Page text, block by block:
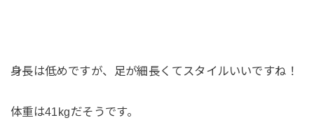
身長は低めですが、足が細長くてスタイルいいですね！
体重は41kgだそうです。